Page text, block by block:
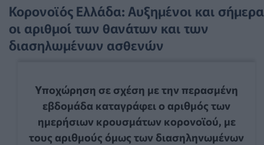
Κορονοϊός Ελλάδα: Αυξημένοι και σήμερα
οι αριθμοί των θανάτων και των
διασηλωμένων ασθενών
Υποχώρηση σε σχέση με την περασμένη
εβδομάδα καταγράφει ο αριθμός των
ημερήσιων κρουσμάτων κορονοϊού, με
τους αριθμούς όμως των διασηληνωμένων